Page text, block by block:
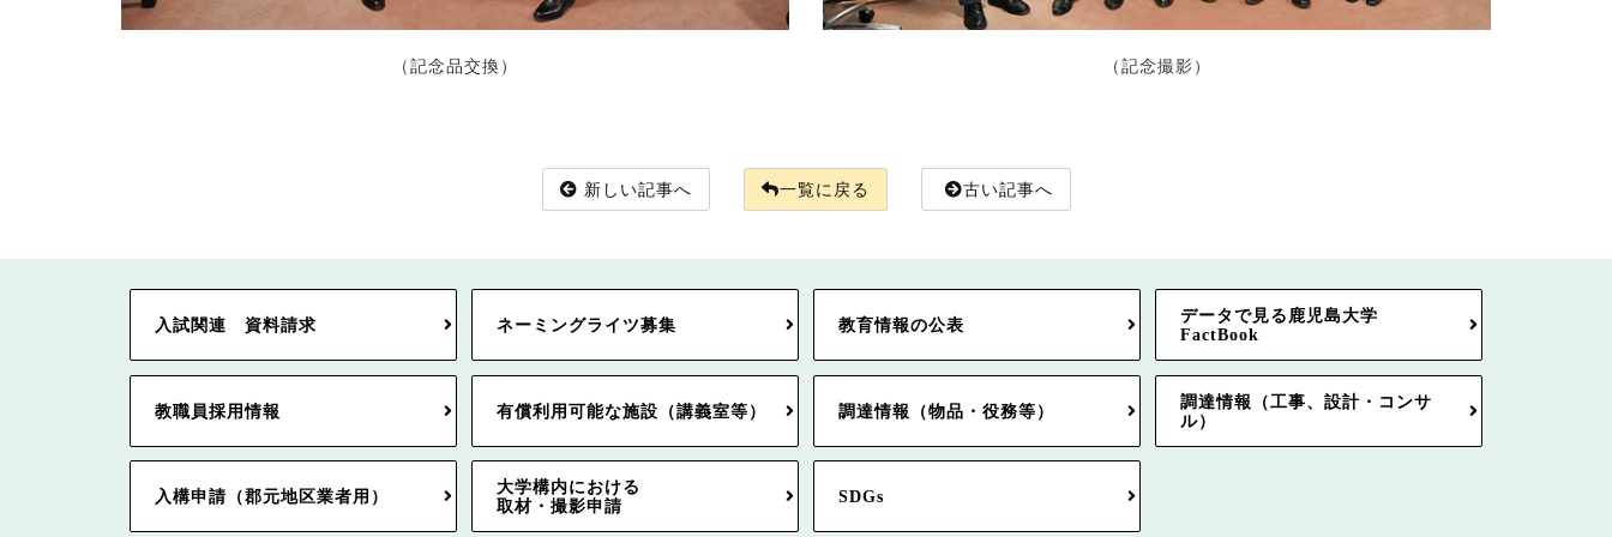
（記念品交換） （記念撮影）
新しい記事へ 一覧に戻る 古い記事へ
入試関連 資料請求 ネーミングライツ募集 教育情報の公表
データで見る鹿児島大学
FactBook
教職員採用情報 有償利用可能な施設（講義室等） 調達情報（物品・役務等）
調達情報（工事、設計・コンサ
ル）
入構申請（郡元地区業者用）
大学構内における
取材・撮影申請
SDGs